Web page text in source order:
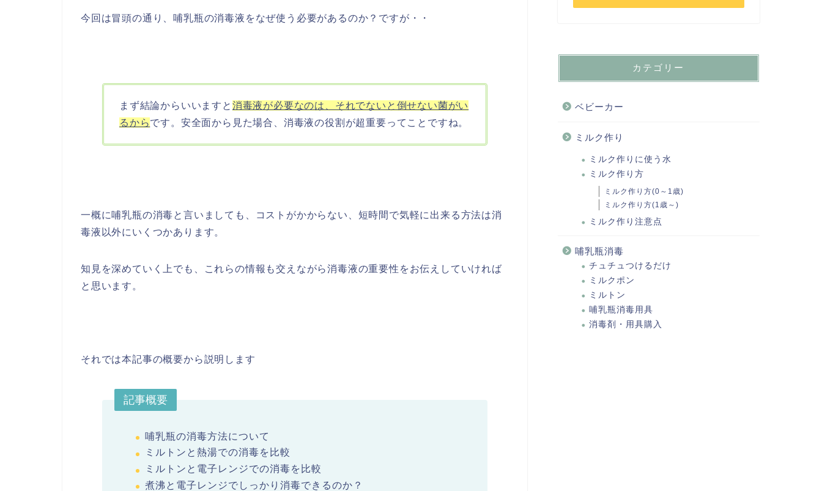
今回は冒頭の通り、哺乳瓶の消毒液をなぜ使う必要があるのか？ですが・・
まず結論からいいますと 消毒液が必要なのは、それでないと倒せない菌がい
るからです。安全面から見た場合、消毒液の役割が超重要ってことですね。
一概に哺乳瓶の消毒と言いましても、コストがかからない、短時間で気軽に出来る方法は消
毒液以外にいくつかあります。
知見を深めていく上でも、これらの情報も交えながら消毒液の重要性をお伝えしていければ
と思います。
それでは本記事の概要から説明します
記事概要
哺乳瓶の消毒方法について
ミルトンと熱湯での消毒を比較
ミルトンと電子レンジでの消毒を比較
煮沸と電子レンジでしっかり消毒できるのか？
カテゴリー
ベビーカー
ミルク作り
ミルク作りに使う水
ミルク作り方
ミルク作り方(0～1歳)
ミルク作り方(1歳～)
ミルク作り注意点
哺乳瓶消毒
チュチュつけるだけ
ミルクポン
ミルトン
哺乳瓶消毒用具
消毒剤・用具購入